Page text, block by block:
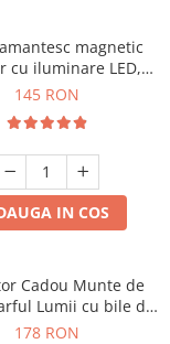
magnetic
cu iluminare LED,
Forma C
145 RON
IN COS
Cadou Munte de
Lumii cu bile de
curatare
178 RON